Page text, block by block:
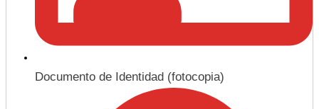
Documento de Identidad (fotocopia)